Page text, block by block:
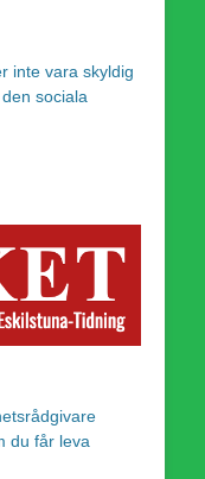
inte vara skyldig
sociala
du får leva